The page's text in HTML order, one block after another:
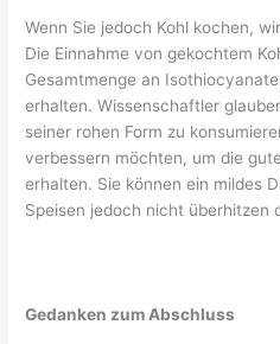
Wenn Sie jedoch Kohl kochen,
Die Einnahme von gekochtem
Gesamtmenge an
erhalten. Wissenschaftler
seiner rohen Form zu
verbessern möchten, um die
erhalten. Sie können ein mildes
Speisen jedoch nicht überhitzen
Gedanken zum Abschluss